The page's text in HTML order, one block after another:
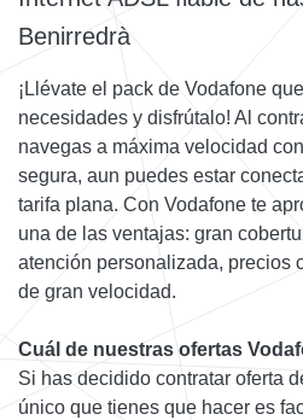
Benirredrà
¡Llévate el pack de Vodafone
necesidades y disfrútalo! Al
navegas a máxima velocidad
segura, aun puedes estar
tarifa plana. Con Vodafone te
una de las ventajas: gran
atención personalizada, precios
de gran velocidad.
Cuál de nuestras ofertas
Si has decidido contratar oferta
único que tienes que hacer es